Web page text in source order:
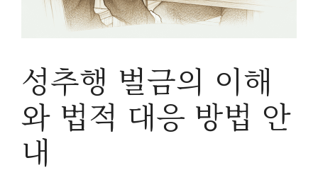
성추행 벌금의 이해
와 법적 대응 방법 안
내